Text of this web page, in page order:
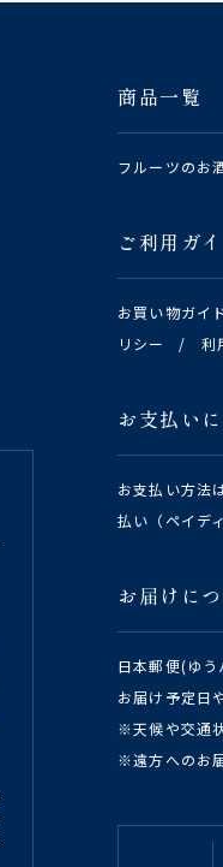
商品一覧
フルーツのお
ご利用ガ
お買い物ガイ
リシー
/ 利
お支払い
お支払い方法
払い（ペイデ
お届けに
日本郵便(ゆう
お届け予定日
※天候や交通
※遠方へのお